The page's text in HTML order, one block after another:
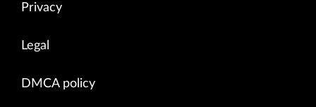
Privacy
Legal
DMCA policy